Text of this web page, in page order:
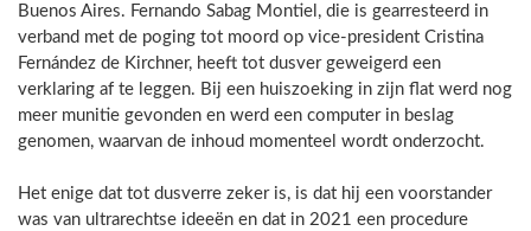
Buenos Aires. Fernando Sabag Montiel, die is gearresteerd in
verband met de poging tot moord op vice-president Cristina
Fernández de Kirchner, heeft tot dusver geweigerd een
verklaring af te leggen. Bij een huiszoeking in zijn flat werd nog
meer munitie gevonden en werd een computer in beslag
genomen, waarvan de inhoud momenteel wordt onderzocht.
Het enige dat tot dusverre zeker is, is dat hij een voorstander
was van ultrarechtse ideeën en dat in 2021 een procedure